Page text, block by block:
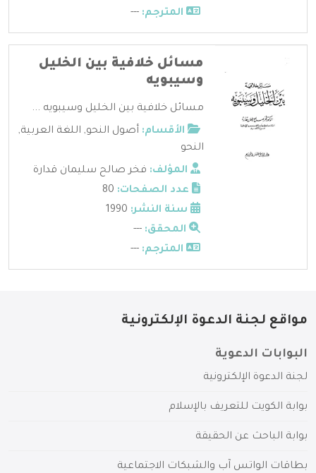
المترجم: ---
مسائل خلافية بين الخليل
وسيبويه
مسائل خلافية بين الخليل وسيبويه ...
الأقسام: أصول النحو, اللغة العربية,
النحو
المؤلف: فخر صالح سليمان قدارة
عدد الصفحات:
سنة النشر:
المحقق: ---
المترجم: ---
مواقع لجنة الدعوة الإلكترونية
البوابات الدعوية
لجنة الدعوة الإلكترونية
بوابة الكويت للتعريف بالإسلام
بوابة الباحث عن الحقيقة
بطاقات الواتس آب والشبكات الاجتماعية